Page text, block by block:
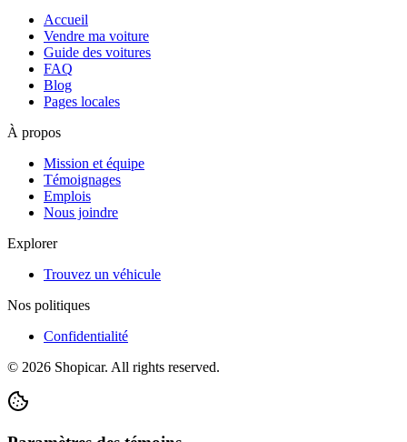
Accueil
Vendre ma voiture
Guide des voitures
FAQ
Blog
Pages locales
À propos
Mission et équipe
Témoignages
Emplois
Nous joindre
Explorer
Trouvez un véhicule
Nos politiques
Confidentialité
© 2026 Shopicar. All rights reserved.